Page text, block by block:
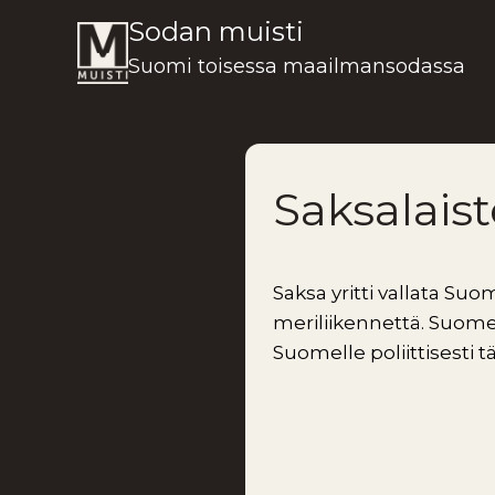
Sodan muisti
Suomi toisessa maailmansodassa
Saksa yritti vallata
meriliikennettä.
Suomelle poliittisesti